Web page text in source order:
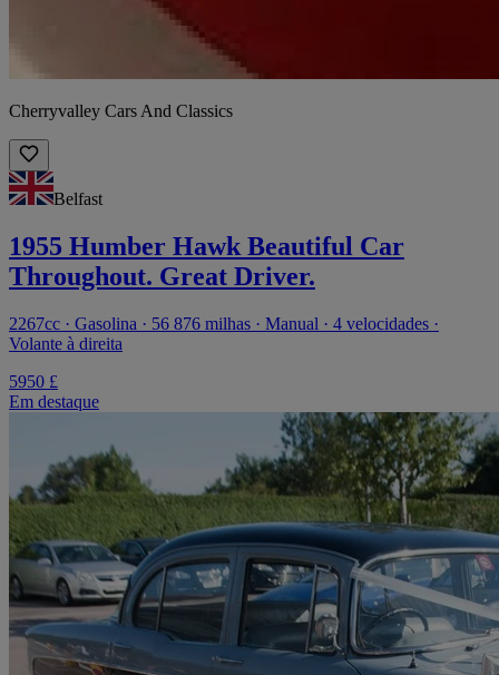
Cherryvalley Cars And Classics
Belfast
1955 Humber Hawk Beautiful Car
Throughout. Great Driver.
2267cc · Gasolina · 56 876 milhas · Manual · 4 velocidades ·
Volante à direita
5950 £
Em destaque